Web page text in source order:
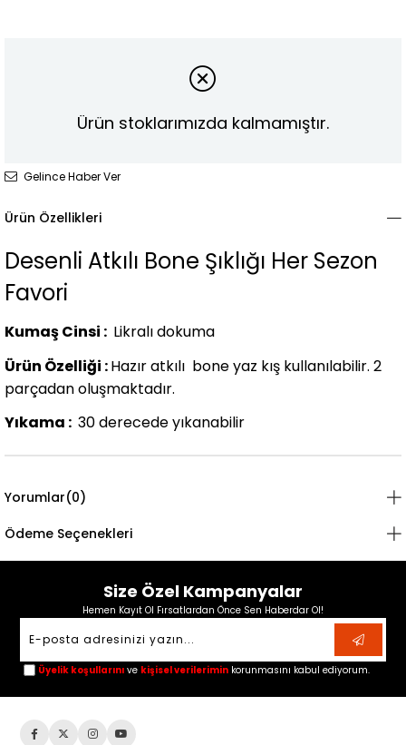
Ürün stoklarımızda kalmamıştır.
Gelince Haber Ver
Ürün Özellikleri
Desenli Atkılı Bone Şıklığı Her Sezon
Favori
Kumaş Cinsi : Likralı dokuma
Ürün Özelliği :Hazır atkılı bone yaz kış kullanılabilir. 2
parçadan oluşmaktadır.
Yıkama : 30 derecede yıkanabilir
Yorumlar(0)
Ödeme Seçenekleri
Size Özel Kampanyalar
Hemen Kayıt Ol Fırsatlardan Önce Sen Haberdar Ol!
Üyelik koşullarını ve kişisel verilerimin korunmasını kabul ediyorum.